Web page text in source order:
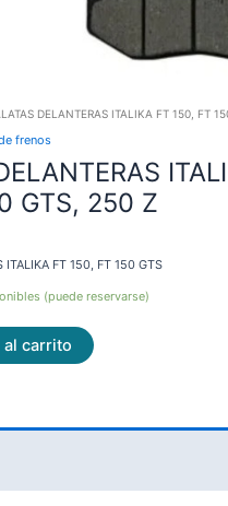
DELANTERAS ITALIKA FT 150, FT
frenos
GTS, 250 Z
ITALIKA FT 150, FT 150 GTS
(puede reservarse)
al carrito